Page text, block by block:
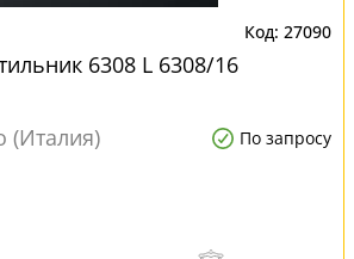
27090
6308 L 6308/16
(Италия) По запросу